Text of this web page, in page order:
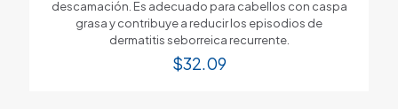
descamación. Es adecuado para cabellos con caspa
grasa y contribuye a reducir los episodios de
dermatitis seborreica recurrente.
$32.09